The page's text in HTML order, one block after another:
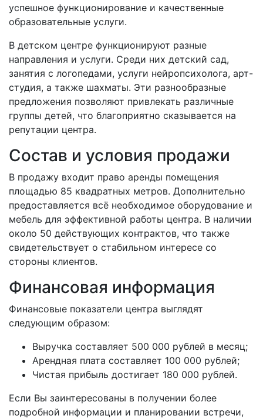
успешное функционирование и качественные
образовательные услуги.
В детском центре функционируют разные
направления и услуги. Среди них детский сад,
занятия с логопедами, услуги нейропсихолога, арт-
студия, а также шахматы. Эти разнообразные
предложения позволяют привлекать различные
группы детей, что благоприятно сказывается на
репутации центра.
Состав и условия продажи
В продажу входит право аренды помещения
площадью 85 квадратных метров. Дополнительно
предоставляется всё необходимое оборудование и
мебель для эффективной работы центра. В наличии
около 50 действующих контрактов, что также
свидетельствует о стабильном интересе со
стороны клиентов.
Финансовая информация
Финансовые показатели центра выглядят
следующим образом:
Выручка составляет 500 000 рублей в месяц;
Арендная плата составляет 100 000 рублей;
Чистая прибыль достигает 180 000 рублей.
Если Вы заинтересованы в получении более
подробной информации и планировании встречи,